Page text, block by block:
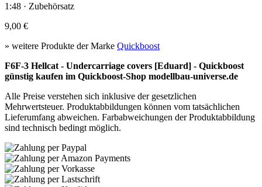
1:48 · Zubehörsatz
9,00 €
» weitere Produkte der Marke Quickboost
F6F-3 Hellcat - Undercarriage covers [Eduard] - Quickboost
günstig kaufen im Quickboost-Shop modellbau-universe.de
Alle Preise verstehen sich inklusive der gesetzlichen
Mehrwertsteuer. Produktabbildungen können vom tatsächlichen
Lieferumfang abweichen. Farbabweichungen der Produktabbildung
sind technisch bedingt möglich.